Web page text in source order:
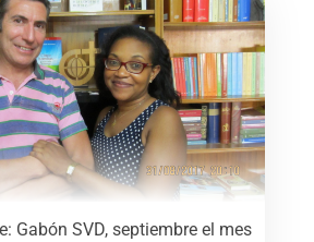
Gabón SVD, septiembre el mes